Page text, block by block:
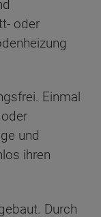
oder
Einmal
und
ihren
Durch